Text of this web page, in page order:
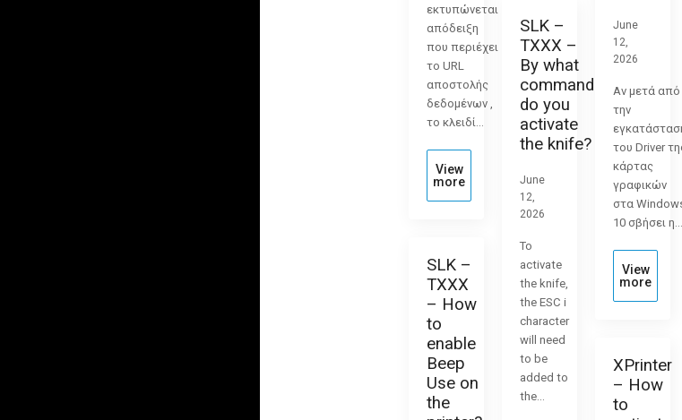
εκτυπώνεται
απόδειξη
που περιέχει
το URL
αποστολής
δεδομένων ,
το κλειδί…
View
more
June
12,
2026
Αν μετά από
την
του Driver
κάρτας
γραφικών
στα
10 σβήσει η…
View
more
SLK –
TXXX –
By what
command
do you
activate
the knife?
June
12,
2026
To
activate
the knife,
the ESC i
character
will need
to be
added to
the…
SLK –
TXXX
– How
to
enable
Beep
Use on
the
XPrinter
– How
to